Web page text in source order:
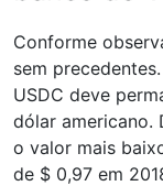
Conforme
sem
USDC deve
dólar americano.
o valor mais
de $ 0,97 em